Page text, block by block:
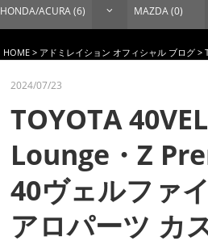
HONDA/ACURA (6) MAZDA (0)
HOME > アドミレイション オフィシャル ブログ >
2024/07/23
TOYOTA
Lounge・Z
40ヴェルファ
アロパーツ カ